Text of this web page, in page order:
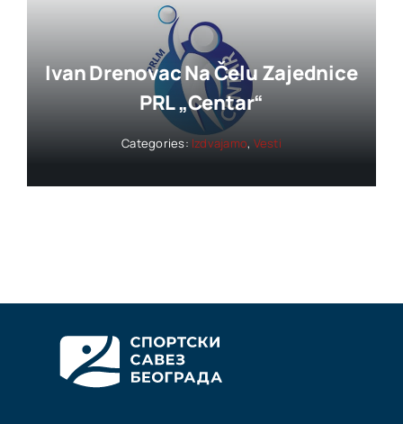
Ivan Drenovac Na Čelu Zajednice
PRL „Centar“
Categories: Izdvajamo, Vesti